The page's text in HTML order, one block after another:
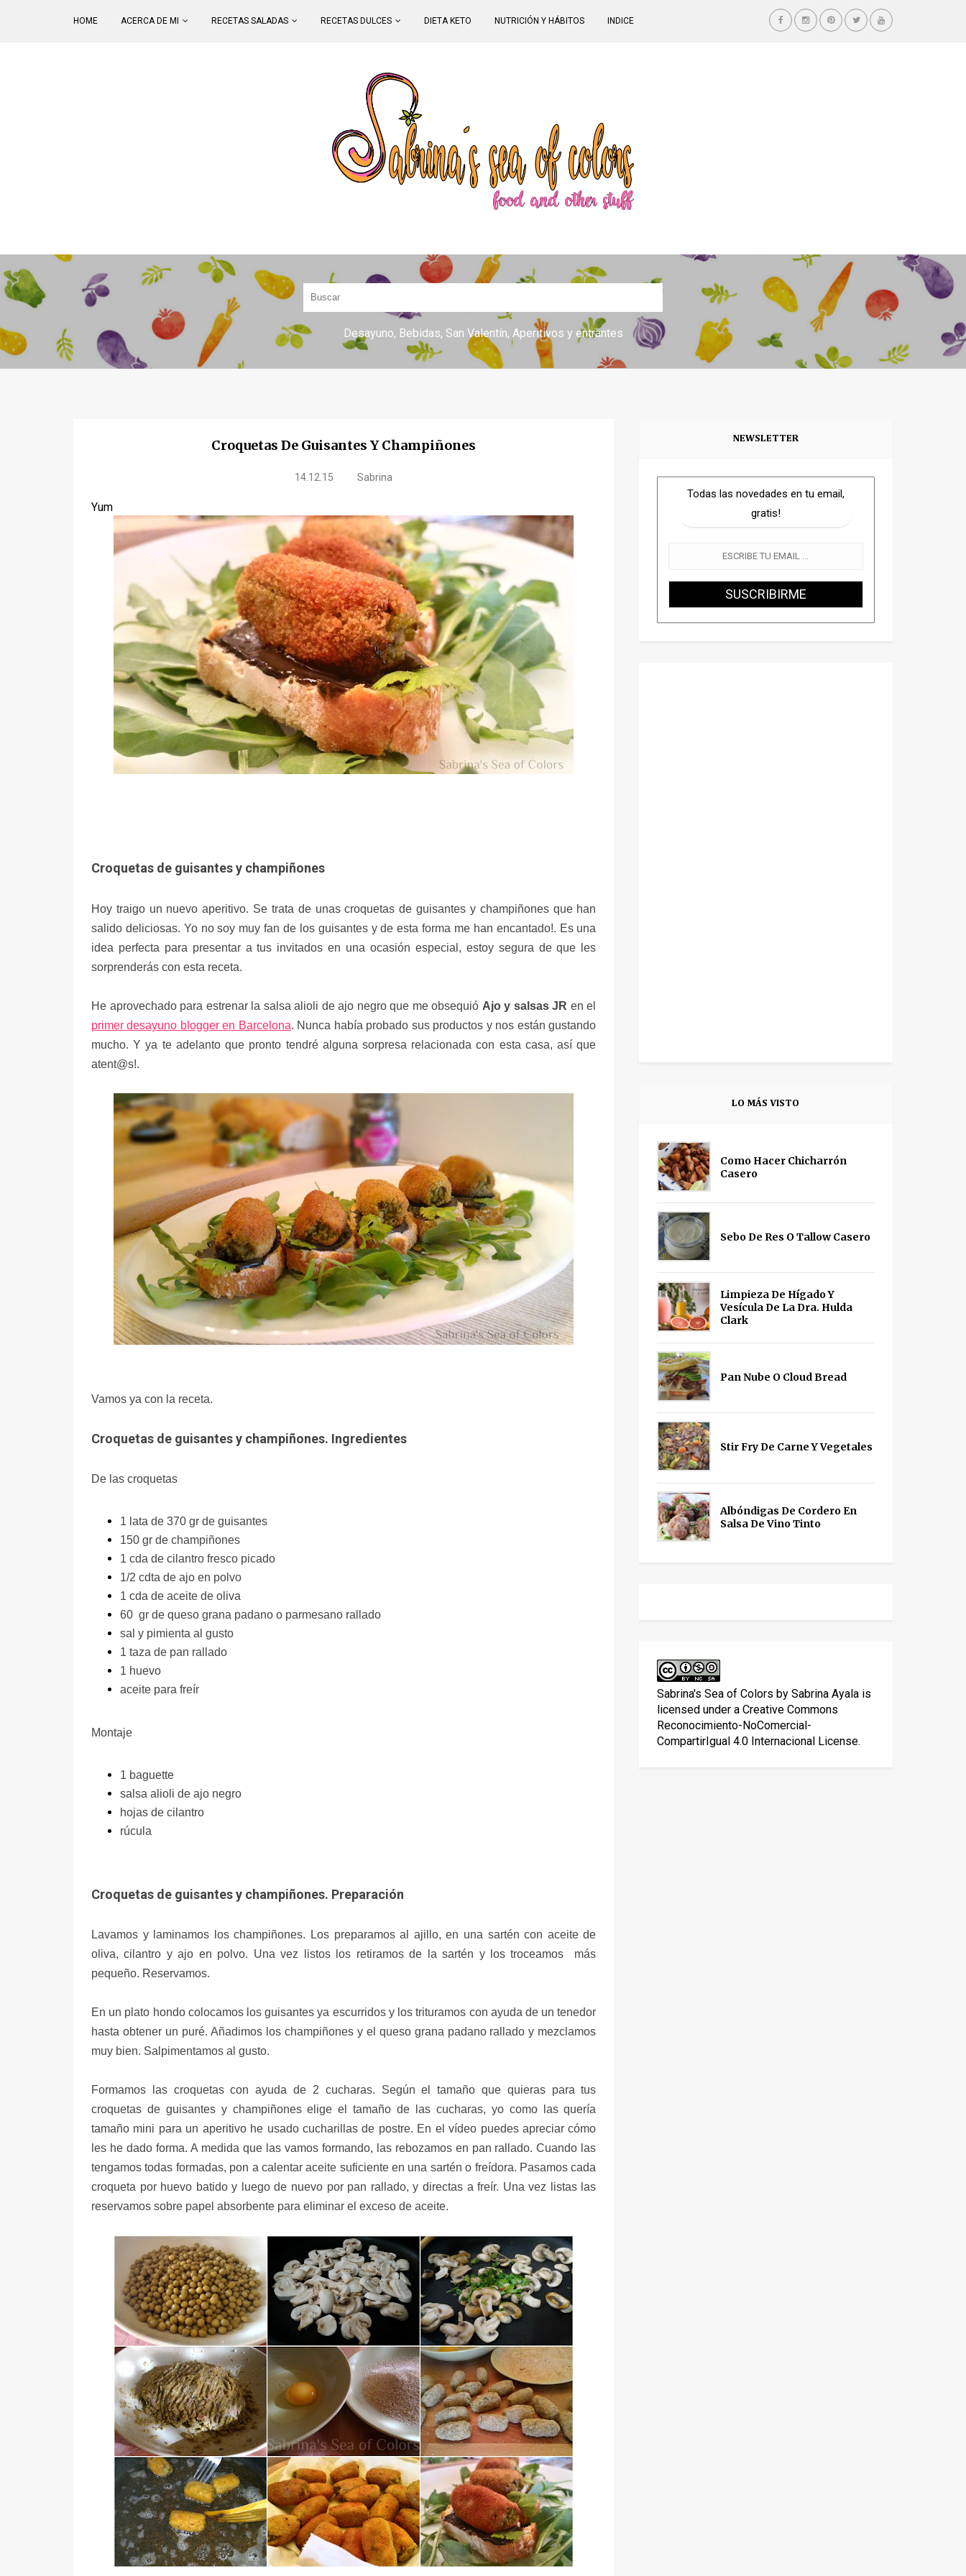
HOME ACERCA DE MI RECETAS SALADAS RECETAS DULCES DIETA KETO NUTRICIÓN Y HÁBITOS INDICE
Desayuno Bebidas San Valentín Aperitivos y entrantes
Croquetas De Guisantes Y Champiñones
14.12.15 Sabrina
Yum
Croquetas de guisantes y champiñones
Hoy traigo un nuevo aperitivo. Se trata de unas croquetas de guisantes y champiñones que han
salido deliciosas. Yo no soy muy fan de los guisantes y de esta forma me han encantado!. Es una
idea perfecta para presentar a tus invitados en una ocasión especial, estoy segura de que les
sorprenderás con esta receta.
He aprovechado para estrenar la salsa alioli de ajo negro que me obsequió Ajo y salsas JR en el
primer desayuno blogger en Barcelona. Nunca había probado sus productos y nos están gustando
mucho. Y ya te adelanto que pronto tendré alguna sorpresa relacionada con esta casa, así que
atent@s!.
Vamos ya con la receta.
Croquetas de guisantes y champiñones. Ingredientes
De las croquetas
1 lata de 370 gr de guisantes
150 gr de champiñones
1 cda de cilantro fresco picado
1/2 cdta de ajo en polvo
1 cda de aceite de oliva
60 gr de queso grana padano o parmesano rallado
sal y pimienta al gusto
1 taza de pan rallado
1 huevo
aceite para freír
Montaje
1 baguette
salsa alioli de ajo negro
hojas de cilantro
rúcula
Croquetas de guisantes y champiñones. Preparación
Lavamos y laminamos los champiñones. Los preparamos al ajillo, en una sartén con aceite de
oliva, cilantro y ajo en polvo. Una vez listos los retiramos de la sartén y los troceamos más
pequeño. Reservamos.
En un plato hondo colocamos los guisantes ya escurridos y los trituramos con ayuda de un tenedor
hasta obtener un puré. Añadimos los champiñones y el queso grana padano rallado y mezclamos
muy bien. Salpimentamos al gusto.
Formamos las croquetas con ayuda de 2 cucharas. Según el tamaño que quieras para tus
croquetas de guisantes y champiñones elige el tamaño de las cucharas, yo como las quería
tamaño mini para un aperitivo he usado cucharillas de postre. En el vídeo puedes apreciar cómo
les he dado forma. A medida que las vamos formando, las rebozamos en pan rallado. Cuando las
tengamos todas formadas, pon a calentar aceite suficiente en una sartén o freídora. Pasamos cada
croqueta por huevo batido y luego de nuevo por pan rallado, y directas a freír. Una vez listas las
reservamos sobre papel absorbente para eliminar el exceso de aceite.
NEWSLETTER
Todas las novedades en tu email,
gratis!
LO MÁS VISTO
Como Hacer Chicharrón
Casero
Sebo De Res O Tallow Casero
Limpieza De Hígado Y
Vesícula De La Dra. Hulda
Clark
Pan Nube O Cloud Bread
Stir Fry De Carne Y Vegetales
Albóndigas De Cordero En
Salsa De Vino Tinto
Sabrina's Sea of Colors by Sabrina Ayalais
licensed under a Creative Commons
Reconocimiento-NoComercial-
CompartirIgual 4.0 Internacional License.